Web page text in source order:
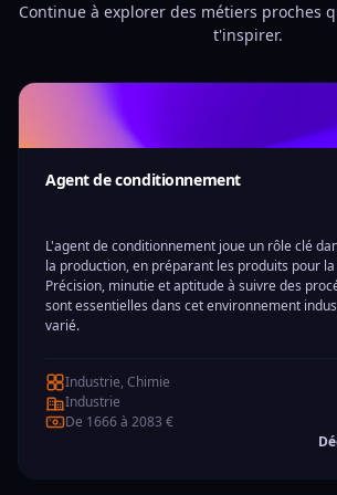
Continue à explorer des métiers proches
t'inspirer.
Agent de conditionnement
L'agent de conditionnement joue un rôle clé
la production, en préparant les produits pour
Précision, minutie et aptitude à suivre des
sont essentielles dans cet environnement
varié.
Industrie, Chimie
Industrie
De 1666 à 2083 €